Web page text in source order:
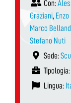
Con:
Graziani,
Marco
Stefano Nuti
Sede:
Tipologia:
Lingua: